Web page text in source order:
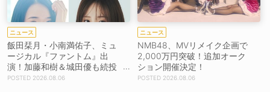
ニュース
飯田栞月・小南満佑子、ミュ
ージカル『ファントム』出
演！加藤和樹＆城田優も続投
【コメントあり】
2026.08.06
ニュース
NMB48、MVリメイク企画で
2,000万円突破！追加オーク
ション開催決定！
2026.08.06